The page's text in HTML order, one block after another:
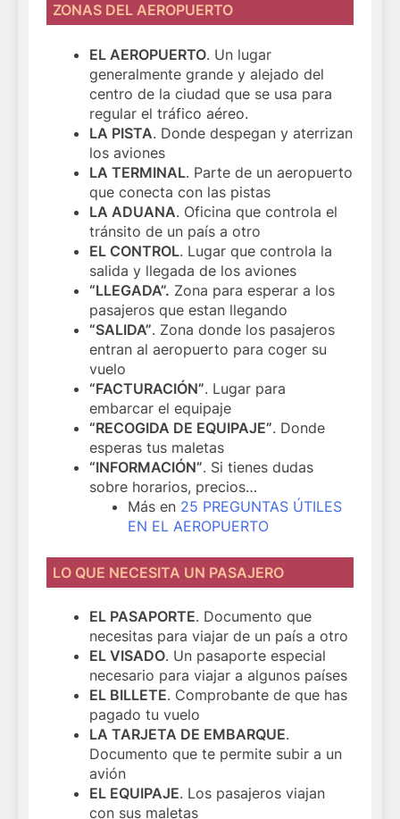
ZONAS DEL AEROPUERTO
EL AEROPUERTO. Un lugar
generalmente grande y alejado del
centro de la ciudad que se usa para
regular el tráfico aéreo.
LA PISTA. Donde despegan y aterrizan
los aviones
LA TERMINAL. Parte de un aeropuerto
que conecta con las pistas
LA ADUANA. Oficina que controla el
tránsito de un país a otro
EL CONTROL. Lugar que controla la
salida y llegada de los aviones
“LLEGADA”. Zona para esperar a los
pasajeros que estan llegando
“SALIDA”. Zona donde los pasajeros
entran al aeropuerto para coger su
vuelo
“FACTURACIÓN”. Lugar para
embarcar el equipaje
“RECOGIDA DE EQUIPAJE”. Donde
esperas tus maletas
“INFORMACIÓN”. Si tienes dudas
sobre horarios, precios…
Más en 25 PREGUNTAS ÚTILES
EN EL AEROPUERTO
LO QUE NECESITA UN PASAJERO
EL PASAPORTE. Documento que
necesitas para viajar de un país a otro
EL VISADO. Un pasaporte especial
necesario para viajar a algunos países
EL BILLETE. Comprobante de que has
pagado tu vuelo
LA TARJETA DE EMBARQUE.
Documento que te permite subir a un
avión
EL EQUIPAJE. Los pasajeros viajan
con sus maletas